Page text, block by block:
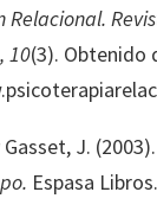
Relacional.
10(3). Obtenido
J. (2003).
Espasa Libros.